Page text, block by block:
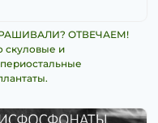
ОТВЕЧАЕМ!
скуловые и